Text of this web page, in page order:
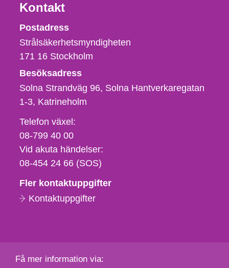
Kontakt
Strålsäkerhetsmyndigheten
Postadress
Strålsäkerhetsmyndigheten
171 16 Stockholm
Besöksadress
Solna Strandväg 96, Solna Hantverkaregatan
1-3 Katrineholm
Telefon,
fax
och
e-
Telefon växel:
08-799 40 00
Vid akuta händelser:
08-454 24 66 (SOS)
Fler kontaktuppgifter
Kontaktuppgifter
Få mer information via: